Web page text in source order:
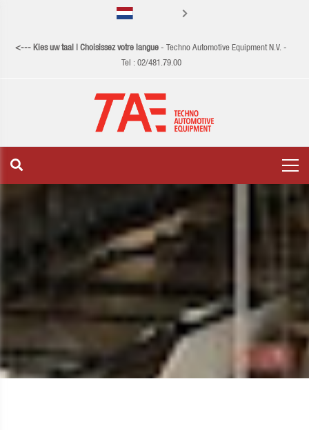
<--- Kies uw taal | Choisissez votre langue - Techno Automotive Equipment N.V. -
Tel : 02/481.79.00